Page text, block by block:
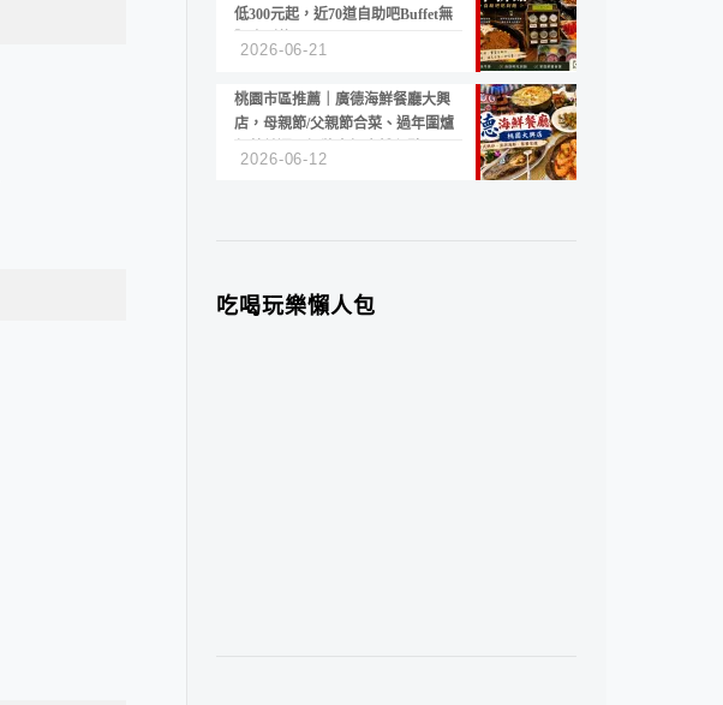
低300元起，近70道自助吧Buffet無
2026-06-21
桃園市區推薦｜廣德海鮮餐廳大興
店，母親節/父親節合菜、過年圍爐
2026-06-12
吃喝玩樂懶人包